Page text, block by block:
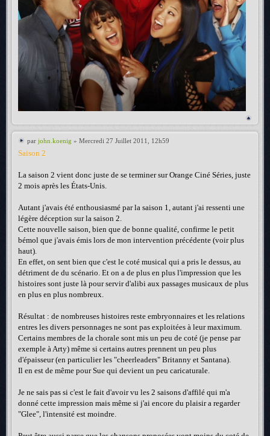
par john.koenig » Mercredi 27 Juillet 2011, 12h59
Saison 2
La saison 2 vient donc juste de se terminer sur Orange Ciné Séries, juste
2 mois après les États-Unis.
Autant j'avais été enthousiasmé par la saison 1, autant j'ai ressenti une
légère déception sur la saison 2.
Cette nouvelle saison, bien que de bonne qualité, confirme le petit
bémol que j'avais émis lors de mon intervention précédente (voir plus
haut).
En effet, on sent bien que c'est le coté musical qui a pris le dessus, au
détriment de du scénario. Et on a de plus en plus l'impression que les
histoires sont juste là pour servir d'alibi aux passages musicaux de plus
en plus en plus nombreux.
Résultat : de nombreuses histoires reste embryonnaires et les relations
entres les divers personnages ne sont pas exploitées à leur maximum.
Certains membres de la chorale sont mis un peu de coté (je pense par
exemple à Arty) même si certains autres prennent un peu plus
d'épaisseur (en particulier les "cheerleaders" Britanny et Santana).
Il en est de même pour Sue qui devient un peu caricaturale.
Je ne sais pas si c'est le fait d'avoir vu les 2 saisons d'affilé qui m'a
donné cette impression mais même si j'ai encore du plaisir a regarder
"Glee", l'intensité est moindre.